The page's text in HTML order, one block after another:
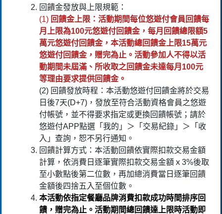
回饋金發放與上限規範：
(1) 回饋金上限：活動期間每位悠遊付會員回饋每
月上限為100元悠遊付回饋金，每月回饋總限額5
萬元悠遊付回饋金，本活動總回饋金上限15萬元
悠遊付回饋金，贈完為止。活動參加人不得以活
動期間未屆滿、所收取之回饋金未達每月100元
等理由要求提供回饋金。
(2) 回饋發放時程：本活動悠遊付回饋金將於交易
日後7天(D+7)，發放至符合活動資格會員之悠遊
付帳號，並不得要求指定或更換回饋帳號；請於
悠遊付APP點選「我的」＞「交易紀錄」＞「收
入」查詢，恕不另行通知。
回饋計算方式：本活動回饋依實際扣款交易金額
計算，依消費日逐筆實際扣款交易金額ｘ3%後取
至小數點後第二位數，再加總消費當日逐筆回饋
金額後四捨五入至個位數。
本活動依指定餐廳品牌消費扣款成功時間排序回
饋，贈完為止。活動期間總回饋達上限時活動即